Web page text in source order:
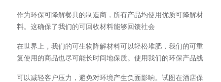
作为环保可降解餐具的制造商，所有产品均使用优质可降解材
料。这确保了我们的可回收材料能够回馈社会
在世界上，我们的可生物降解材料可以轻松堆肥，我们的可重
复使用的商品也尽可能长时间地保质。使用我们的环保产品线
可以减轻客户压力，避免对环境产生负面影响。试图在酒店保